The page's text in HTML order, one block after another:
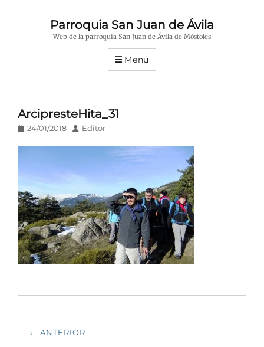
Parroquia San Juan de Ávila
Web de la parroquia San Juan de Ávila de Móstoles
Menú
ArcipresteHita_31
Publicado
24/01/2018 AutorEditor
Navegación
← ANTERIOR